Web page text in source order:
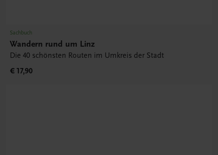
Sachbuch
Wandern rund um Linz
Die 40 schönsten Routen im Umkreis der Stadt
€ 17,90